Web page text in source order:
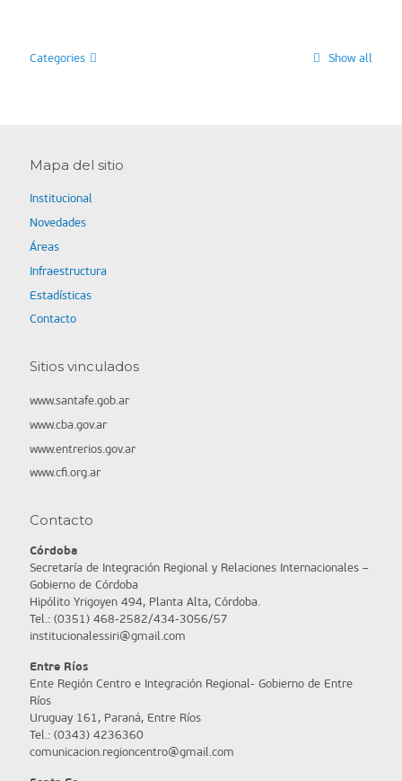
Categories Show all
Mapa del sitio
Institucional
Novedades
Áreas
Infraestructura
Estadísticas
Contacto
Sitios vinculados
www.santafe.gob.ar
www.cba.gov.ar
www.entrerios.gov.ar
www.cfi.org.ar
Contacto
Córdoba
Secretaría de Integración Regional y Relaciones Internacionales –
Gobierno de Córdoba
Hipólito Yrigoyen 494, Planta Alta, Córdoba.
Tel.: (0351) 468-2582/434-3056/57
institucionalessiri@gmail.com
Entre Ríos
Ente Región Centro e Integración Regional- Gobierno de Entre
Ríos
Uruguay 161, Paraná, Entre Ríos
Tel.: (0343) 4236360
comunicacion.regioncentro@gmail.com